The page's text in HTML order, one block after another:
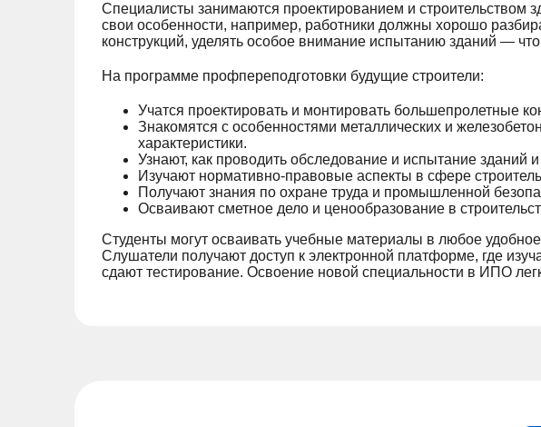
Специалисты занимаются проектированием и строительством
свои особенности, например, работники должны хорошо
конструкций, уделять особое внимание испытанию зданий —
На программе профпереподготовки будущие строители:
Учатся проектировать и монтировать большепролетные
Знакомятся с особенностями металлических и
характеристики.
Узнают, как проводить обследование и испытание зданий
Изучают нормативно-правовые аспекты в сфере
Получают знания по охране труда и промышленной
Осваивают сметное дело и ценообразование в
Студенты могут осваивать учебные материалы в любое
Слушатели получают доступ к электронной платформе, где
сдают тестирование. Освоение новой специальности в ИПО